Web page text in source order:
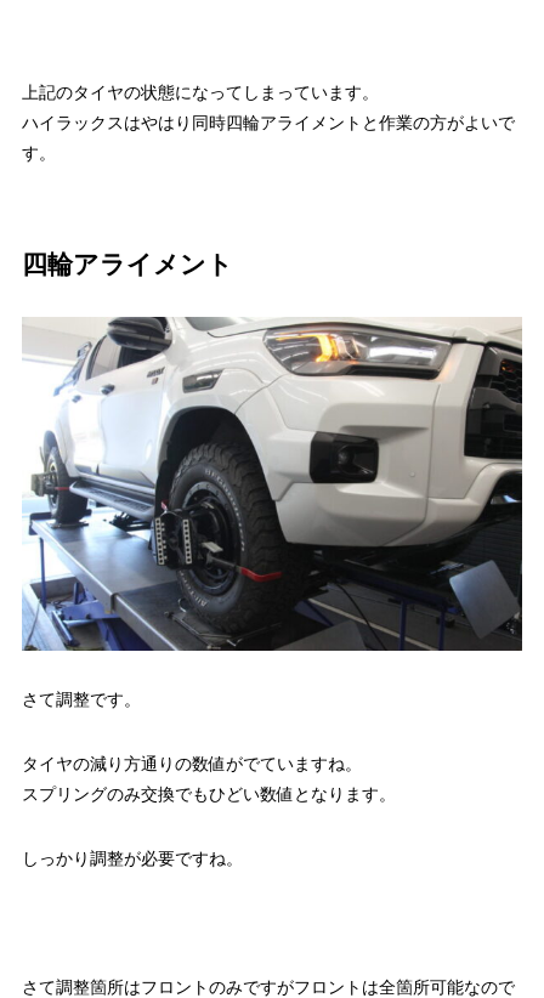
上記のタイヤの状態になってしまっています。
ハイラックスはやはり同時四輪アライメントと作業の方がよいで
す。
四輪アライメント
さて調整です。
タイヤの減り方通りの数値がでていますね。
スプリングのみ交換でもひどい数値となります。
しっかり調整が必要ですね。
さて調整箇所はフロントのみですがフロントは全箇所可能なので